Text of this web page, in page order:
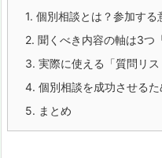
1. 個別相談とは？参加する
2. 聞くべき内容の軸は3つ
3. 実際に使える「質問リ
4. 個別相談を成功させるた
5. まとめ